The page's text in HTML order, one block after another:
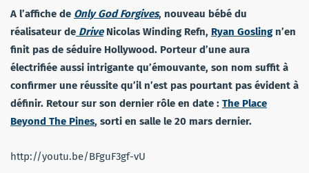
A l’affiche de Only God Forgives, nouveau bébé du
réalisateur de Drive Nicolas Winding Refn, Ryan Goslingn’en
finit pas de séduire Hollywood. Porteur d’une aura
électrifiée aussi intrigante qu’émouvante, son nom suffit à
confirmer une réussite qu’il n’est pas pourtant pas évident à
définir. Retour sur son dernier rôle en date : The Place
Beyond The Pines, sorti en salle le 20 mars dernier.
http://youtu.be/BFguF3gf-vU